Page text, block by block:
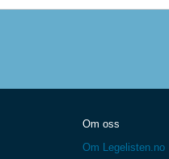
feltet
Om oss
Om Legelisten.no